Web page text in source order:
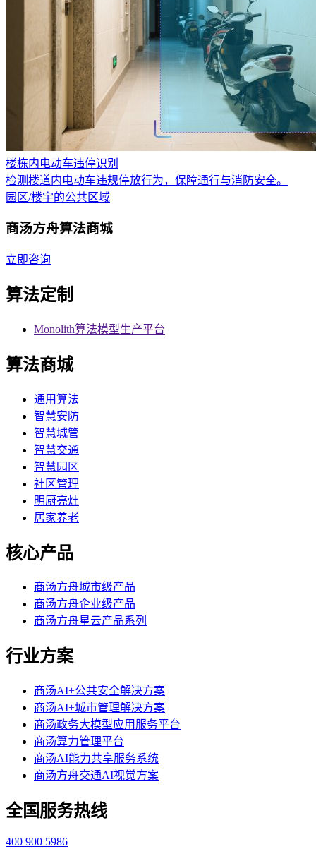
楼栋内电动车违停识别
检测楼道内电动车违规停放行为，保障通行与消防安全。
园区/楼宇的公共区域
商汤方舟算法商城
立即咨询
算法定制
Monolith算法模型生产平台
算法商城
通用算法
智慧安防
智慧城管
智慧交通
智慧园区
社区管理
明厨亮灶
居家养老
核心产品
商汤方舟城市级产品
商汤方舟企业级产品
商汤方舟星云产品系列
行业方案
商汤AI+公共安全解决方案
商汤AI+城市管理解决方案
商汤政务大模型应用服务平台
商汤算力管理平台
商汤AI能力共享服务系统
商汤方舟交通AI视觉方案
全国服务热线
400 900 5986